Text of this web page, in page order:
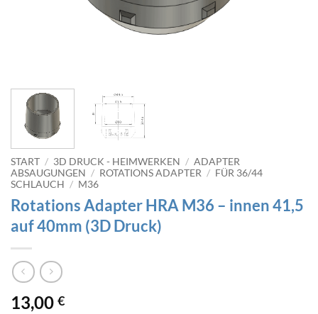
START / 3D DRUCK - HEIMWERKEN / ADAPTER
ABSAUGUNGEN / ROTATIONS ADAPTER / FÜR 36/44
SCHLAUCH / M36
Rotations Adapter HRA M36 – innen 41,5
auf 40mm (3D Druck)
13,00 €